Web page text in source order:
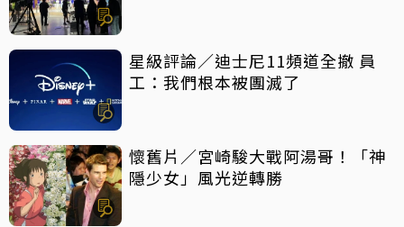
星級評論／迪士尼11頻道全撤 員
工：我們根本被團滅了
懷舊片／宮崎駿大戰阿湯哥！「神
隱少女」風光逆轉勝